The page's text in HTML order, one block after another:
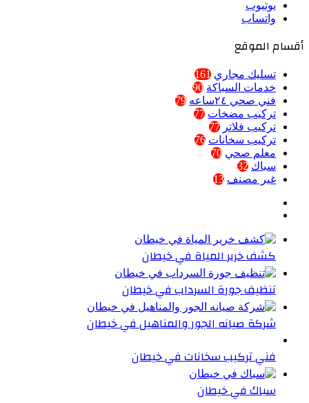
يوتيوب
واتساب
أقسام الموقع
تسليك مجاري 161
خدمات السباكة 90
فني صحي ٢٤ساعه
79
تركيب مضخات 77
تركيب فلاتر 77
تركيب سخانات 76
معلم صحي 70
سباك 32
غير مصنف 13
كشف خرير المياة في خيطان
تنظيف جورة السرداب في خيطان
شركة صيانه الجور والمناهيل في خيطان
فني تركيب سخانات في خيطان
سباك في خيطان